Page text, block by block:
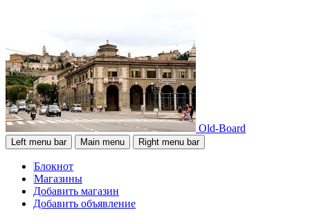
Old-Board
Left menu bar Main menu Right menu bar
Блокнот
Магазины
Добавить магазин
Добавить объявление